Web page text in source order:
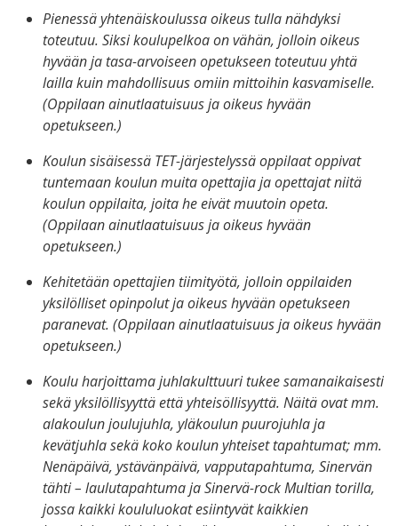
Pienessä yhtenäiskoulussa oikeus tulla nähdyksi
toteutuu. Siksi koulupelkoa on vähän, jolloin oikeus
hyvään ja tasa-arvoiseen opetukseen toteutuu yhtä
lailla kuin mahdollisuus omiin mittoihin kasvamiselle.
(Oppilaan ainutlaatuisuus ja oikeus hyvään
opetukseen.)
Koulun sisäisessä TET-järjestelyssä oppilaat oppivat
tuntemaan koulun muita opettajia ja opettajat niitä
koulun oppilaita, joita he eivät muutoin opeta.
(Oppilaan ainutlaatuisuus ja oikeus hyvään
opetukseen.)
Kehitetään opettajien tiimityötä, jolloin oppilaiden
yksilölliset opinpolutja oikeus hyvään opetukseen
paranevat. (Oppilaan ainutlaatuisuus ja oikeus hyvään
opetukseen.)
Koulu harjoittama juhlakulttuuri tukee samanaikaisesti
sekä yksilöllisyyttä että yhteisöllisyyttä. Näitä ovat mm.
alakoulun joulujuhla, yläkoulun puurojuhla ja
kevätjuhla sekä koko koulun yhteiset tapahtumat; mm.
Nenäpäivä, ystävänpäivä, vapputapahtuma, Sinervän
tähti – laulutapahtuma ja Sinervä-rock Multian torilla,
jossa kaikki koululuokat esiintyvät kaikkien